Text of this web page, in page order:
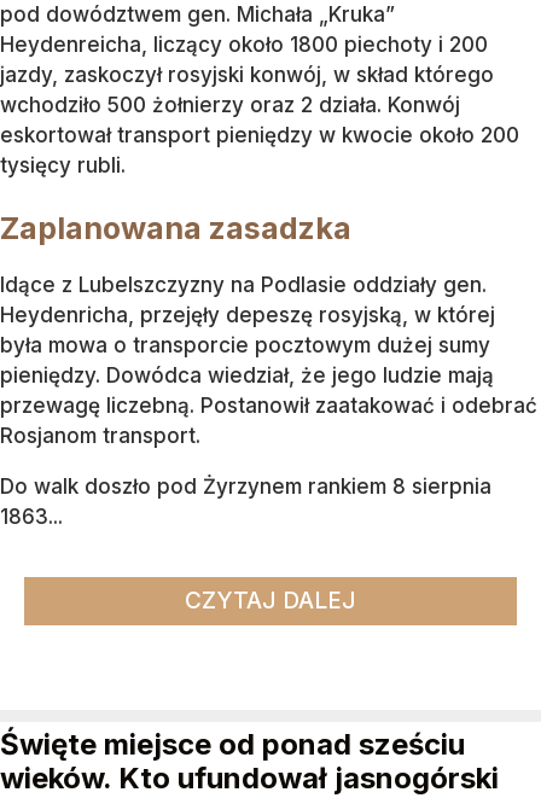
pod dowództwem gen. Michała „Kruka”
Heydenreicha, liczący około 1800 piechoty i 200
jazdy, zaskoczył rosyjski konwój, w skład którego
wchodziło 500 żołnierzy oraz 2 działa. Konwój
eskortował transport pieniędzy w kwocie około 200
tysięcy rubli.
Zaplanowana zasadzka
Idące z Lubelszczyzny na Podlasie oddziały gen.
Heydenricha, przejęły depeszę rosyjską, w której
była mowa o transporcie pocztowym dużej sumy
pieniędzy. Dowódca wiedział, że jego ludzie mają
przewagę liczebną. Postanowił zaatakować i odebrać
Rosjanom transport.
Do walk doszło pod Żyrzynem rankiem 8 sierpnia
1863...
CZYTAJ DALEJ
Święte miejsce od ponad sześciu
wieków. Kto ufundował jasnogórski